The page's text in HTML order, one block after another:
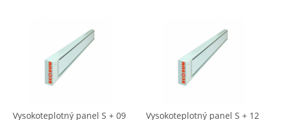
Vysokoteplotný panel S + 09 Vysokoteplotný panel S + 12